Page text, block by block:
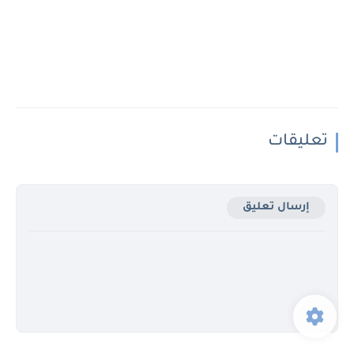
تعليقات
إرسال تعليق